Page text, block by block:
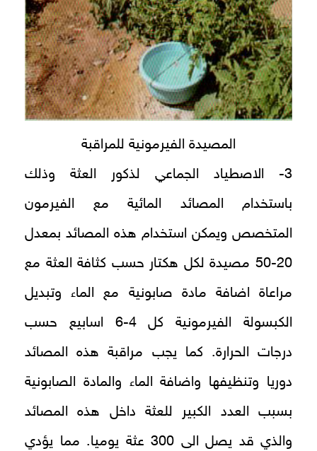
المصيدة الفيرمونية للمراقبة
3- الاصطياد الجماعي لذكور العثة وذلك
باستخدام المصائد المائية مع الفيرمون
المتخصص ويمكن استخدام هذه المصائد بمعدل
20-50 مصيدة لكل هكتار حسب كثافة العثة مع
مراعاة اضافة مادة صابونية مع الماء وتبديل
الكبسولة الفيرمونية كل 4-6 اسابيع حسب
درجات الحرارة. كما يجب مراقبة هذه المصائد
دوريا وتنظيفها واضافة الماء والمادة الصابونية
بسبب العدد الكبير للعثة داخل هذه المصائد
والذي قد يصل الى 300 عثة يوميا. مما يؤدي